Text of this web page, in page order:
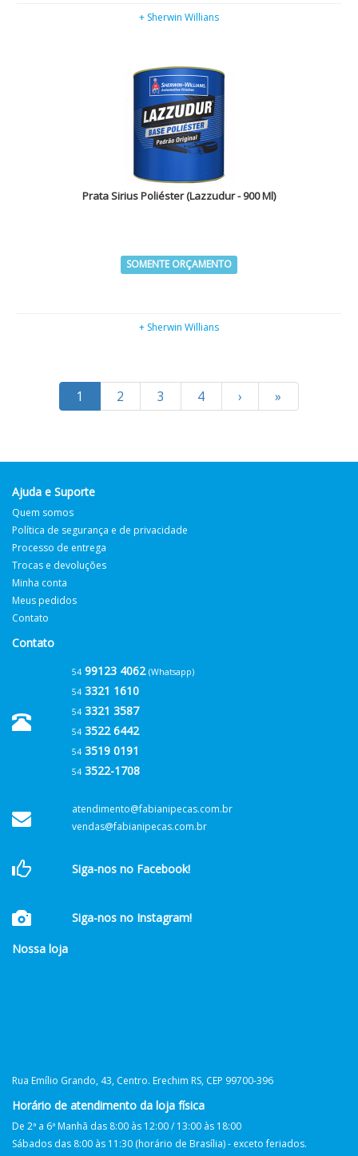
+ Sherwin Willians
Prata Sirius Poliéster (Lazzudur - 900 Ml)
SOMENTE ORÇAMENTO
+ Sherwin Willians
1 2 3 4 › »
Ajuda e Suporte
Quem somos
Política de segurança e de privacidade
Processo de entrega
Trocas e devoluções
Minha conta
Meus pedidos
Contato
Contato
5499123 4062 (Whatsapp)
543321 1610
543321 3587
543522 6442
543519 0191
543522-1708
atendimento@fabianipecas.com.br
vendas@fabianipecas.com.br
Siga-nos no Facebook!
Siga-nos no Instagram!
Nossa loja
Rua Emílio Grando, 43, Centro. Erechim RS, CEP 99700-396
Horário de atendimento da loja física
De 2ª a 6ª Manhã das 8:00 às 12:00 / 13:00 às 18:00
Sábados das 8:00 às 11:30 (horário de Brasília) - exceto feriados.